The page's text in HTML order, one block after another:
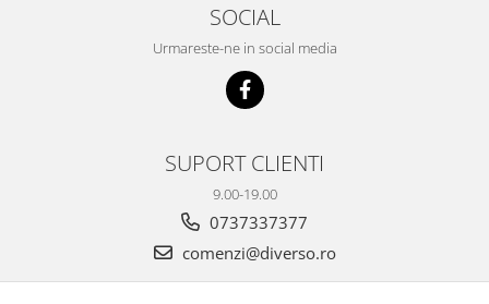
SOCIAL
Urmareste-ne in social media
SUPORT CLIENTI
9.00-19.00
0737337377
comenzi@diverso.ro